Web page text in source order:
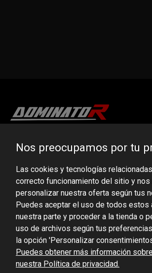
DOMINATOR GROUP Sp. z o.o.
VAT ID No.: 6521751083
dominator@dominator.pl
© Copyright 2022 | Dominator Group Sp. z o. o.
Nos preocupamos por tu
Las cookies y tecnologías
correcto funcionamiento del sitio y nos
personalizar nuestra oferta según tus
Puedes aceptar el uso de todos estos
nuestra parte y proceder a la tienda o
uso de archivos según tus
la opción 'Personalizar
Puedes obtener más información
nuestra Política de privacidad.